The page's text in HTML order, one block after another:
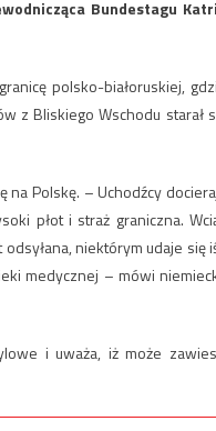
Bundestagu
polsko-białoruskiej,
z Bliskiego Wschodu starał
Polskę. – Uchodźcy
płot i straż graniczna.
niektórym udaje się
medycznej – mówi
i uważa, iż może